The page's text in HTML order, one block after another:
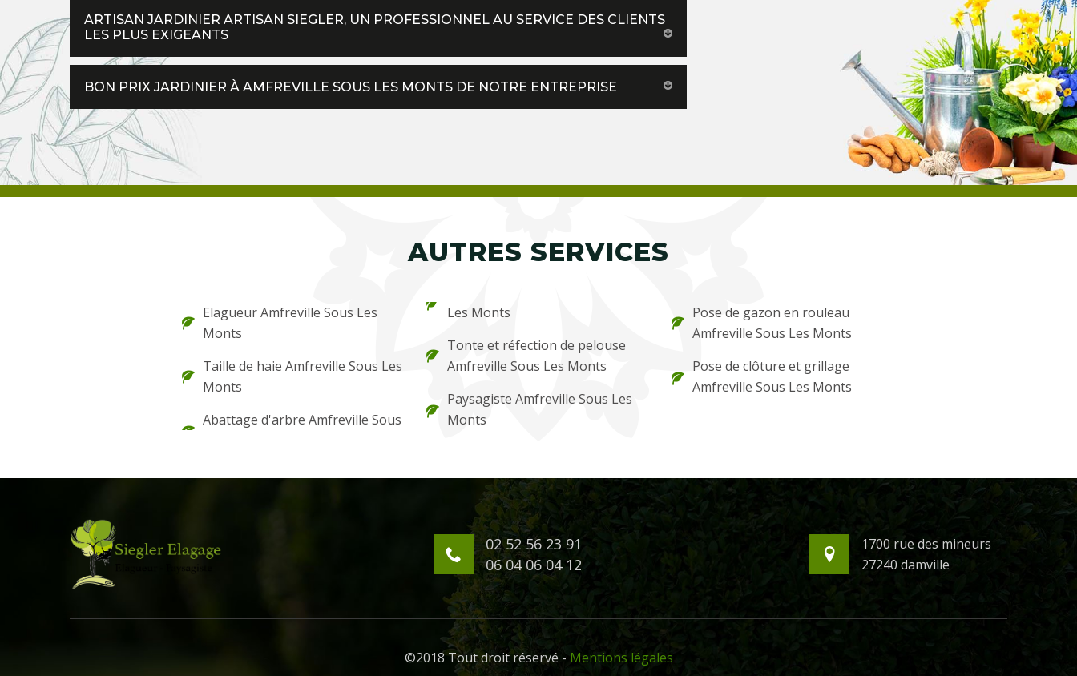
ARTISAN JARDINIER ARTISAN SIEGLER, UN PROFESSIONNEL AU SERVICE DES CLIENTS
LES PLUS EXIGEANTS
BON PRIX JARDINIER À AMFREVILLE SOUS LES MONTS DE NOTRE ENTREPRISE
AUTRES SERVICES
Elagueur Amfreville Sous Les
Monts
Taille de haie Amfreville Sous Les
Monts
Abattage d'arbre Amfreville Sous
Les Monts
Tonte et réfection de pelouse
Amfreville Sous Les Monts
Paysagiste Amfreville Sous Les
Monts
Pose de gazon en rouleau
Amfreville Sous Les Monts
Pose de clôture et grillage
Amfreville Sous Les Monts
02 52 56 23 91
06 04 06 04 12
1700 rue des mineurs
27240 damville
©2018 Tout droit réservé - Mentions légales